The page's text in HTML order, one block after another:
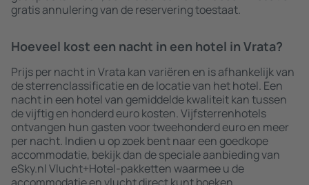
gratis annulering van de reservering toestaat.
Hoeveel kost een nacht in een hotel in Vrata?
Prijs per nacht in Vrata kan variëren en is afhankelijk van
de sterrenclassificatie en de locatie van het hotel. Een
nacht in een hotel van gemiddelde kwaliteit kan tussen
de vijftig en honderd euro kosten. Vijfsterrenhotels
ontvangen hun gasten voor tweehonderd euro en meer
per nacht. Indien u op zoek bent naar een goedkope
accommodatie, bekijk dan de speciale aanbieding van
eSky.nl Vlucht+Hotel-pakketten waarmee u de